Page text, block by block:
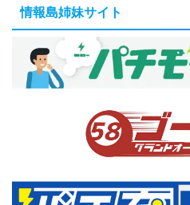
情報島姉妹サイト